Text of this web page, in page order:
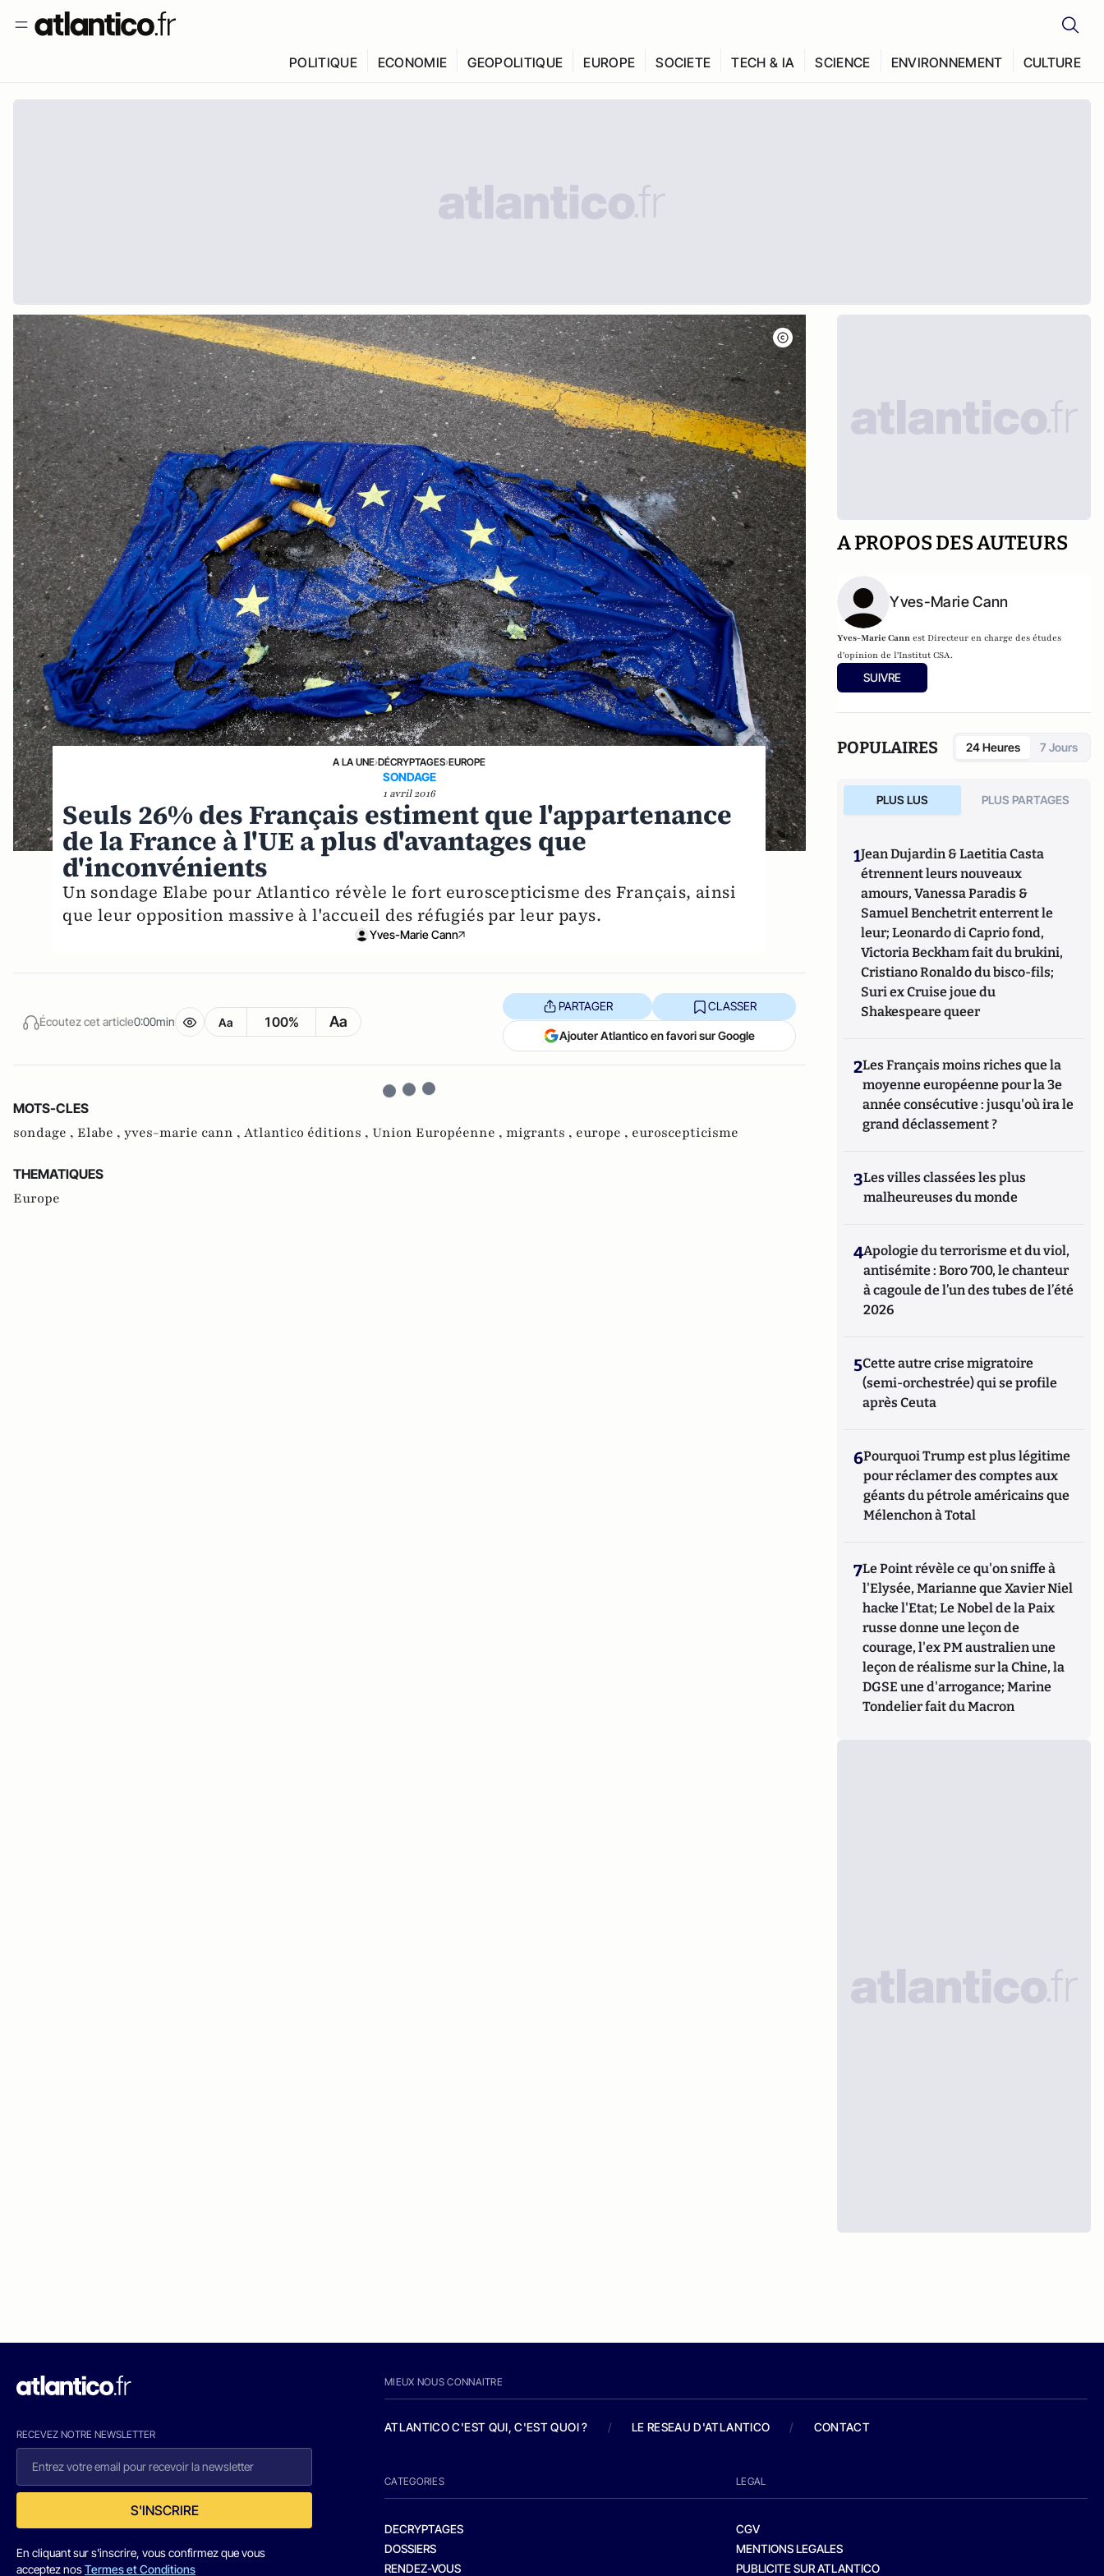
POLITIQUE ECONOMIE GEOPOLITIQUE EUROPE SOCIETE TECH & IA SCIENCE ENVIRONNEMENT CULTURE
A LA UNE›DÉCRYPTAGES›EUROPE
SONDAGE
1 avril 2016
Seuls 26% des Français estiment que l'appartenance
de la France à l'UE a plus d'avantages que
d'inconvénients
Un sondage Elabe pour Atlantico révèle le fort euroscepticisme des Français, ainsi
que leur opposition massive à l'accueil des réfugiés par leur pays.
Yves-Marie Cann
Écoutez cet article0:00min Aa 100% Aa
PARTAGER CLASSER
Ajouter Atlantico en favori sur Google
MOTS-CLES
sondage , Elabe , yves-marie cann , Atlantico éditions , Union Européenne , migrants , europe , euroscepticisme
THEMATIQUES
Europe
A PROPOS DES AUTEURS
Yves-Marie Cann
Yves-Marie Cann est Directeur en charge des études
d'opinion de l'Institut CSA.
SUIVRE
POPULAIRES 24 Heures 7 Jours
PLUS LUS PLUS PARTAGES
1Jean Dujardin & Laetitia Casta
étrennent leurs nouveaux
amours, Vanessa Paradis &
Samuel Benchetrit enterrent le
leur; Leonardo di Caprio fond,
Victoria Beckham fait du brukini,
Cristiano Ronaldo du bisco-fils;
Suri ex Cruise joue du
Shakespeare queer
2Les Français moins riches que la
moyenne européenne pour la 3e
année consécutive : jusqu'où ira le
grand déclassement ?
3Les villes classées les plus
malheureuses du monde
4Apologie du terrorisme et du viol,
antisémite : Boro 700, le chanteur
à cagoule de l’un des tubes de l’été
2026
5Cette autre crise migratoire
(semi-orchestrée) qui se profile
après Ceuta
6Pourquoi Trump est plus légitime
pour réclamer des comptes aux
géants du pétrole américains que
Mélenchon à Total
7Le Point révèle ce qu'on sniffe à
l'Elysée, Marianne que Xavier Niel
hacke l'Etat; Le Nobel de la Paix
russe donne une leçon de
courage, l'ex PM australien une
leçon de réalisme sur la Chine, la
DGSE une d'arrogance; Marine
Tondelier fait du Macron
RECEVEZ NOTRE NEWSLETTER
S'INSCRIRE
En cliquant sur s'inscrire, vous confirmez que vous
acceptez nosTermes et Conditions
MIEUX NOUS CONNAITRE
ATLANTICO C'EST QUI, C'EST QUOI ? / LE RESEAU D'ATLANTICO / CONTACT
CATEGORIES
DECRYPTAGES
DOSSIERS
RENDEZ-VOUS
LEGAL
CGV
MENTIONS LEGALES
PUBLICITE SUR ATLANTICO